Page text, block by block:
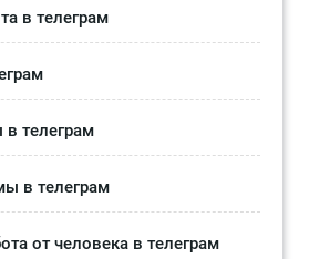
в телеграм
телеграм
в телеграм
от человека в телеграм